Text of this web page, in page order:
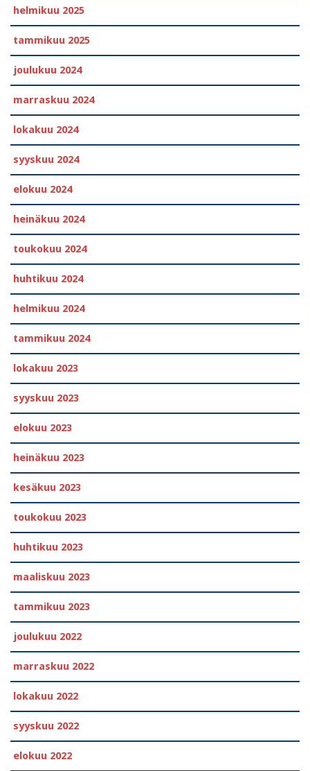
helmikuu 2025
tammikuu 2025
joulukuu 2024
marraskuu 2024
lokakuu 2024
syyskuu 2024
elokuu 2024
heinäkuu 2024
toukokuu 2024
huhtikuu 2024
helmikuu 2024
tammikuu 2024
lokakuu 2023
syyskuu 2023
elokuu 2023
heinäkuu 2023
kesäkuu 2023
toukokuu 2023
huhtikuu 2023
maaliskuu 2023
tammikuu 2023
joulukuu 2022
marraskuu 2022
lokakuu 2022
syyskuu 2022
elokuu 2022